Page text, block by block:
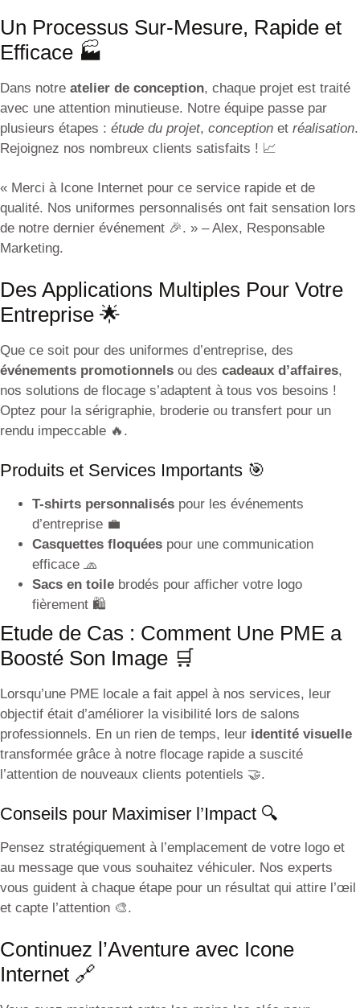
Un Processus Sur-Mesure, Rapide et
Efficace 🏭
Dans notre atelier de conception, chaque projet est traité
avec une attention minutieuse. Notre équipe passe par
plusieurs étapes : étude du projet, conception et réalisation.
Rejoignez nos nombreux clients satisfaits ! 📈
« Merci à Icone Internet pour ce service rapide et de
qualité. Nos uniformes personnalisés ont fait sensation lors
de notre dernier événement 🎉. » – Alex, Responsable
Marketing.
Des Applications Multiples Pour Votre
Entreprise 🌟
Que ce soit pour des uniformes d’entreprise, des
événements promotionnels ou des cadeaux d’affaires,
nos solutions de flocage s’adaptent à tous vos besoins !
Optez pour la sérigraphie, broderie ou transfert pour un
rendu impeccable 🔥.
Produits et Services Importants 🎯
T-shirts personnalisés pour les événements
d’entreprise 💼
Casquettes floquées pour une communication
efficace 🧢
Sacs en toile brodés pour afficher votre logo
fièrement 🛍️
Etude de Cas : Comment Une PME a
Boosté Son Image 🛒
Lorsqu’une PME locale a fait appel à nos services, leur
objectif était d’améliorer la visibilité lors de salons
professionnels. En un rien de temps, leur identité visuelle
transformée grâce à notre flocage rapide a suscité
l’attention de nouveaux clients potentiels 🤝.
Conseils pour Maximiser l’Impact 🔍
Pensez stratégiquement à l’emplacement de votre logo et
au message que vous souhaitez véhiculer. Nos experts
vous guident à chaque étape pour un résultat qui attire l’œil
et capte l’attention 🎨.
Continuez l’Aventure avec Icone
Internet 🔗